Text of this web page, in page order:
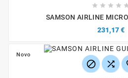
   
SAMSON AIRLINE
231,17 €
Novo
 